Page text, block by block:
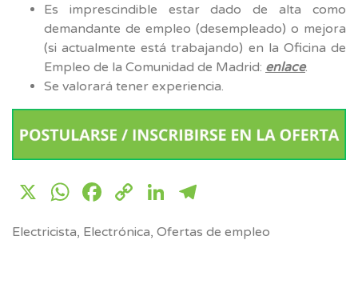
Es imprescindible estar dado de alta como
demandante de empleo (desempleado) o mejora
(si actualmente está trabajando) en la Oficina de
Empleo de la Comunidad de Madrid: enlace.
Se valorará tener experiencia.
X WhatsApp
Facebook
CopyLinkedIn
Electricista, Electrónica, Ofertas de empleo